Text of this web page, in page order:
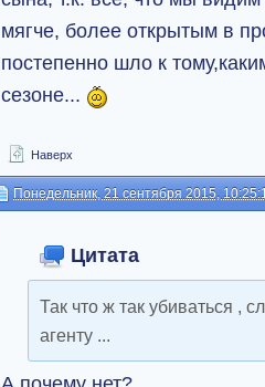
мягче, более открытым в
постепенно шло к
сезоне...
Наверх
Понедельник, 21 сентября 2015,
Цитата
Так что ж так убиваться ,
агенту ...